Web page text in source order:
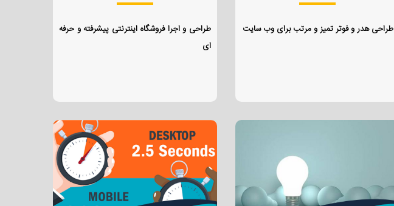
طراحی و اجرا فروشگاه اینترنتی پیشرفته و حرفه
ای
طراحی هدر و فوتر تمیز و مرتب برای وب سایت